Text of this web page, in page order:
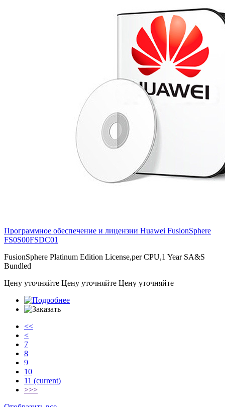
Программное обеспечение и лицензии Huawei FusionSphere
FS0S00FSDC01
FusionSphere Platinum Edition License,per CPU,1 Year SA&S
Bundled
Цену уточняйте Цену уточняйте Цену уточняйте
<<
<
7
8
9
10
11 (current)
>>>